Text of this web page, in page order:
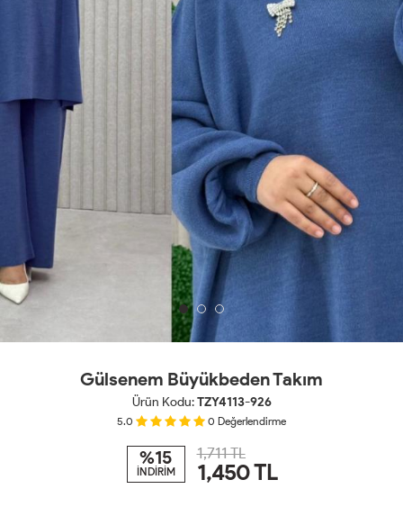
Gülsenem Büyükbeden Takım
Ürün Kodu:TZY4113-926
5.0 0 Değerlendirme
%15
İNDİRİM
1,711 TL
1,450TL